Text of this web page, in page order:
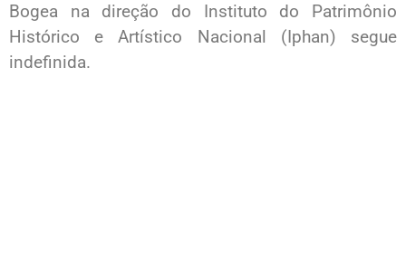
Bogea na direção do Instituto do Patrimônio
Histórico e Artístico Nacional (Iphan) segue
indefinida.